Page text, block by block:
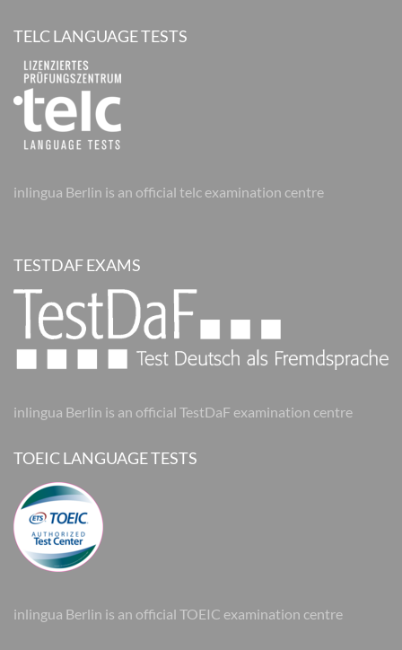
TELC LANGUAGE TESTS
inlingua Berlin is an official telc examination centre
TESTDAF EXAMS
inlingua Berlin is an official TestDaF examination centre
TOEIC LANGUAGE TESTS
inlingua Berlin is an official TOEIC examination centre